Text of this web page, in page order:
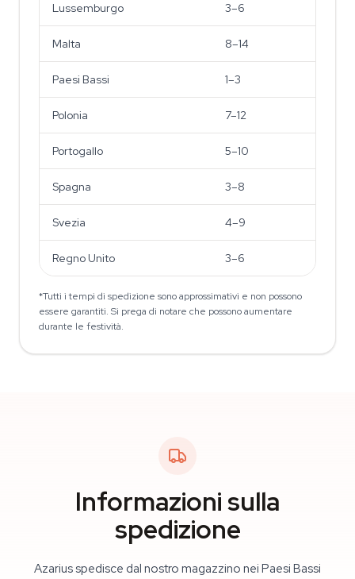
Lussemburgo 3–6
Malta 8–14
Paesi Bassi 1–3
Polonia 7–12
Portogallo 5–10
Spagna 3–8
Svezia 4–9
Regno Unito 3–6
*Tutti i tempi di spedizione sono approssimativi e non possono
essere garantiti. Si prega di notare che possono aumentare
durante le festività.
Informazioni sulla
spedizione
Azarius spedisce dal nostro magazzino nei Paesi Bassi